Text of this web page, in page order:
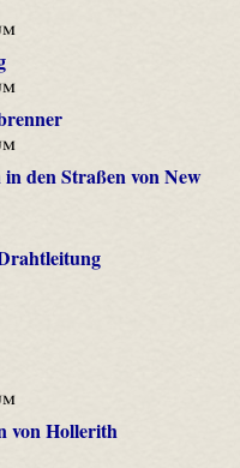
in den Straßen von New
von Hollerith